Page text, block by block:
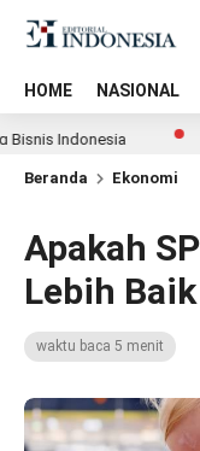
HOME NASIONAL
Ribuan
Beranda Ekonomi
Apakah
Lebih
waktu baca 5 menit